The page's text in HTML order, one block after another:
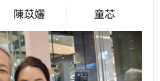
陳苡孋 童芯